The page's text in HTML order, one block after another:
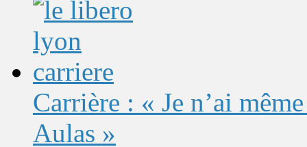
Carrière : « Je n’ai
Aulas »